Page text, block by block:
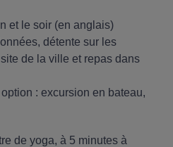
et le soir (en anglais)
détente sur les
de la ville et repas dans
: excursion en bateau,
de yoga, à 5 minutes à